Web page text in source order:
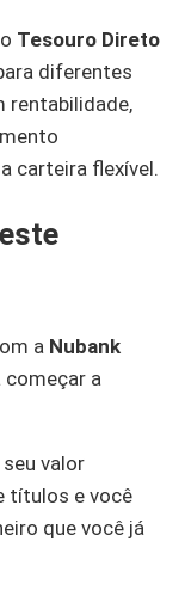
Tesouro Direto
diferentes
rentabilidade,
carteira flexível.
a Nubank
começar a
valor
títulos e você
que você já